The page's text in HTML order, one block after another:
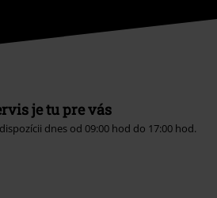
je tu pre vás
dnes od 09:00 hod do 17:00 hod.